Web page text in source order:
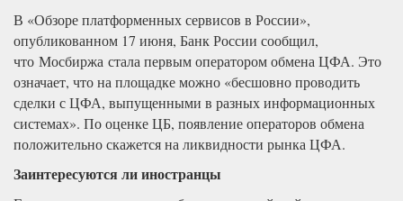
В «Обзоре платформенных сервисов в России»,
опубликованном 17 июня, Банк России сообщил,
что Мосбиржа стала первым оператором обмена ЦФА. Это
означает, что на площадке можно «бесшовно проводить
сделки с ЦФА, выпущенными в разных информационных
системах». По оценке ЦБ, появление операторов обмена
положительно скажется на ликвидности рынка ЦФА.
Заинтересуются ли иностранцы